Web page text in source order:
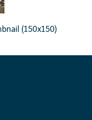
(150x150)